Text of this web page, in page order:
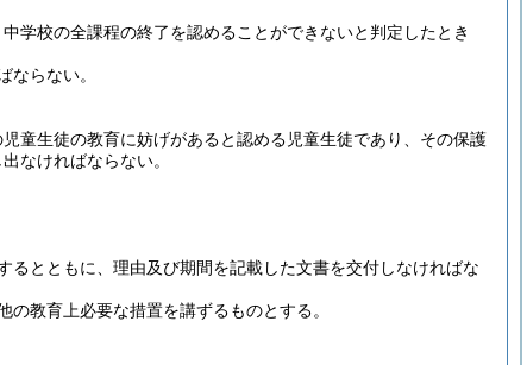
学校の全課程の終了を認めることができないと判定したとき
らない。
童生徒の教育に妨げがあると認める児童生徒であり、その保護
なければならない。
とともに、理由及び期間を記載した文書を交付しなければな
教育上必要な措置を講ずるものとする。